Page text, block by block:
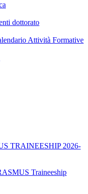
dottorato
Attività Formative
TRAINEESHIP 2026-
Traineeship